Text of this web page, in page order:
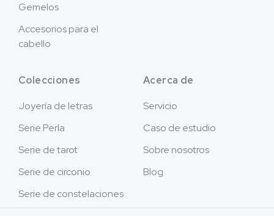
Gemelos
Accesorios para el
cabello
Colecciones
Joyería de letras
Serie Perla
Serie de tarot
Serie de circonio
Serie de constelaciones
Acerca de
Servicio
Caso de estudio
Sobre nosotros
Blog